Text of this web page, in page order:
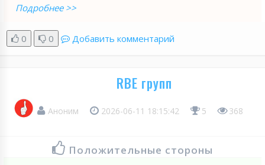
Подробнее >>
0 0 Добавить комментарий
RBE групп
Аноним 2026-06-11 18:15:42 5 368
Положительные стороны